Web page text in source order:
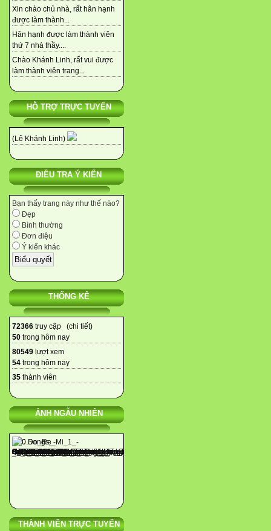
Xin chào chủ nhà, rất hân hạnh
được làm thành...
Hân hạnh được làm thành viên
thứ 7 nhà thầy....
Chào Khánh Linh, rất vui được
làm thành viên trang...
HỖ TRỢ TRỰC TUYẾN
(Lê Khánh Linh)
ĐIỀU TRA Ý KIẾN
Bạn thấy trang này như thế nào?
Đẹp
Bình thường
Đơn điệu
Ý kiến khác
THỐNG KÊ
72366 truy cập (chi tiết)
50 trong hôm nay
80549 lượt xem
54 trong hôm nay
35 thành viên
ẢNH NGẪU NHIÊN
THÀNH VIÊN TRỰC TUYẾN